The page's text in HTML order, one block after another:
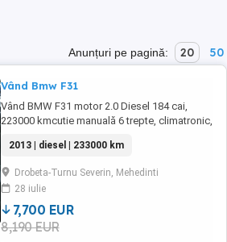
Anunțuri pe pagină: 20 50
Vând Bmw F31
Vând BMW F31 motor 2.0 Diesel 184 cai,
223000 kmcutie manuală 6 trepte, climatronic,
hedap ul display, senzori ploaie, lumini,
senzori parcare față spate cu afișare pe
display, navigație prin satelit actualizata la zi,
haion electric și multe altele dotări. ...
2013 | diesel | 233000 km
Drobeta-Turnu Severin, Mehedinti
28 iulie
7,700 EUR
8,190 EUR